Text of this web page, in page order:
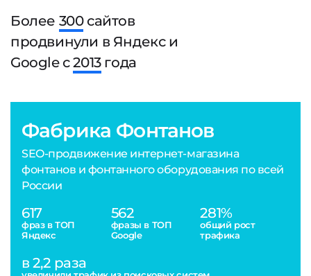
Более 300сайтов
продвинули в Яндекс и
Google с2013года
Фабрика Фонтанов
SEO-продвижение интернет-магазина
фонтанов и фонтанного оборудования по всей
России
617
фраз в ТОП
Яндекс
562
фразы в ТОП
Google
281%
общий рост
трафика
в 2,2 раза